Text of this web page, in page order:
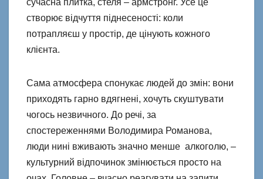
сучасна плитка, стеля – армстронг. Усе це
створює відчуття піднесеності: коли
потрапляєш у простір, де цінують кожного
клієнта.
Сама атмосфера спонукає людей до змін: вони
приходять гарно вдягнені, хочуть скуштувати
чогось незвичного. До речі, за
спостереженнями Володимира Романова,
люди нині вживають значно менше алкоголю, –
культурний відпочинок змінюється просто на